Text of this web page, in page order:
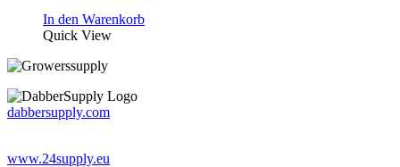
In den Warenkorb
Quick View
dabbersupply.com
www.24supply.eu